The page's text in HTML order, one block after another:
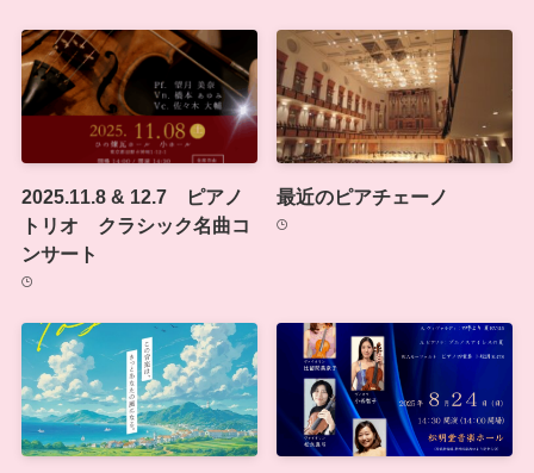
2025.11.8 & 12.7 ピアノ
トリオ クラシック名曲コ
ンサート
最近のピアチェーノ